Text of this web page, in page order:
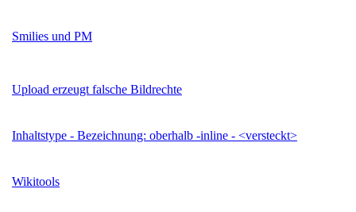
Smilies und PM
Upload erzeugt falsche Bildrechte
Inhaltstype - Bezeichnung: oberhalb -inline - <versteckt>
Wikitools